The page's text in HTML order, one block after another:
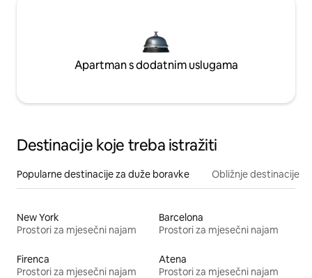
Apartman s dodatnim uslugama
Destinacije koje treba istražiti
Popularne destinacije za duže boravke Obližnje destinacije
New York
Prostori za mjesečni najam
Barcelona
Prostori za mjesečni najam
Firenca
Prostori za mjesečni najam
Atena
Prostori za mjesečni najam